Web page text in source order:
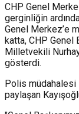
CHP Genel
gerginliğin
Genel Merkez’e
katta, CHP Genel
Milletvekili
gösterdi.
Polis müdahalesi
paylaşan